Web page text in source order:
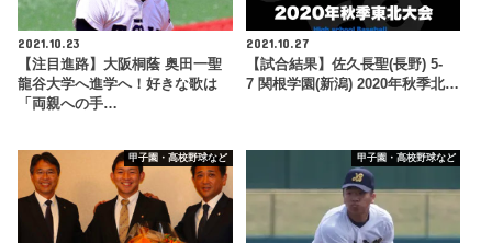
2021.10.23
【注目進路】大阪桐蔭 奥田一聖
龍谷大学へ進学へ！好きな歌は
「両親への手…
2021.10.27
【試合結果】佐久長聖(長野) 5-
7 関根学園(新潟) 2020年秋季北…
甲子園・高校野球など 甲子園・高校野球など